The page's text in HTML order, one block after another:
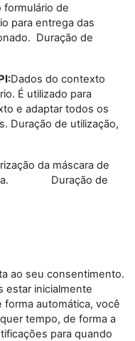
formulário de
para entrega das
Duração de
Dados do contexto
É utilizado para
e adaptar todos os
Duração de utilização,
da máscara de
Duração de
ao seu consentimento.
estar inicialmente
forma automática, você
tempo, de forma a
para quando